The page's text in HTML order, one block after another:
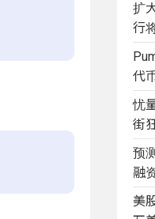
扩
行
代
忧
街
预
融
美